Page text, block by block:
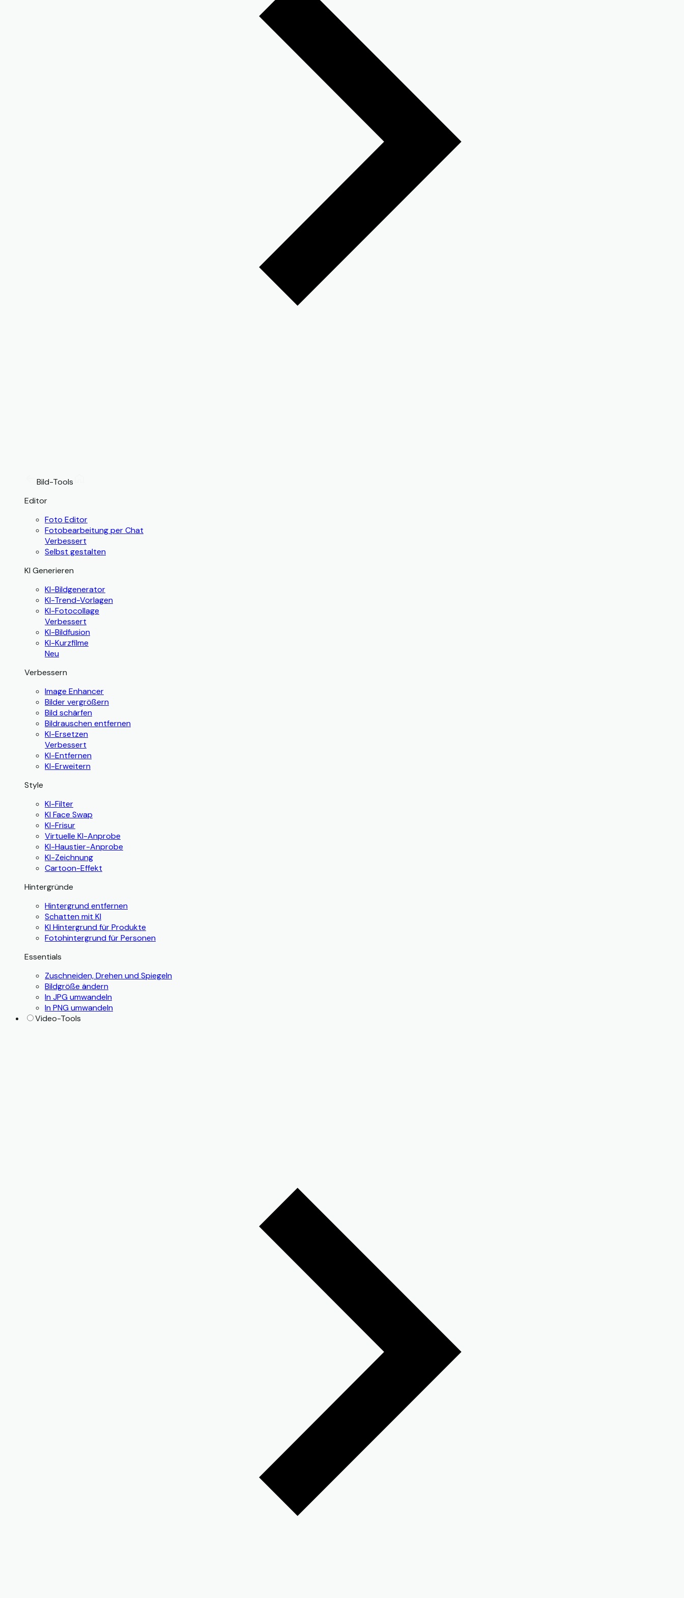
Bild-Tools
Editor
Foto Editor
Fotobearbeitung per Chat
Verbessert
Selbst gestalten
KI Generieren
KI-Bildgenerator
KI-Trend-Vorlagen
KI-Fotocollage
Verbessert
KI-Bildfusion
KI-Kurzfilme
Neu
Verbessern
Image Enhancer
Bilder vergrößern
Bild schärfen
Bildrauschen entfernen
KI-Ersetzen
Verbessert
KI-Entfernen
KI-Erweitern
Style
KI-Filter
KI Face Swap
KI-Frisur
Virtuelle KI-Anprobe
KI-Haustier-Anprobe
KI-Zeichnung
Cartoon-Effekt
Hintergründe
Hintergrund entfernen
Schatten mit KI
KI Hintergrund für Produkte
Fotohintergrund für Personen
Essentials
Zuschneiden, Drehen und Spiegeln
Bildgröße ändern
In JPG umwandeln
In PNG umwandeln
Video-Tools